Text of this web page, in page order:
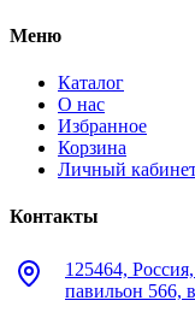
Меню
Каталог
О нас
Избранное
Корзина
Личный
Контакты
125464,
павильон 566,